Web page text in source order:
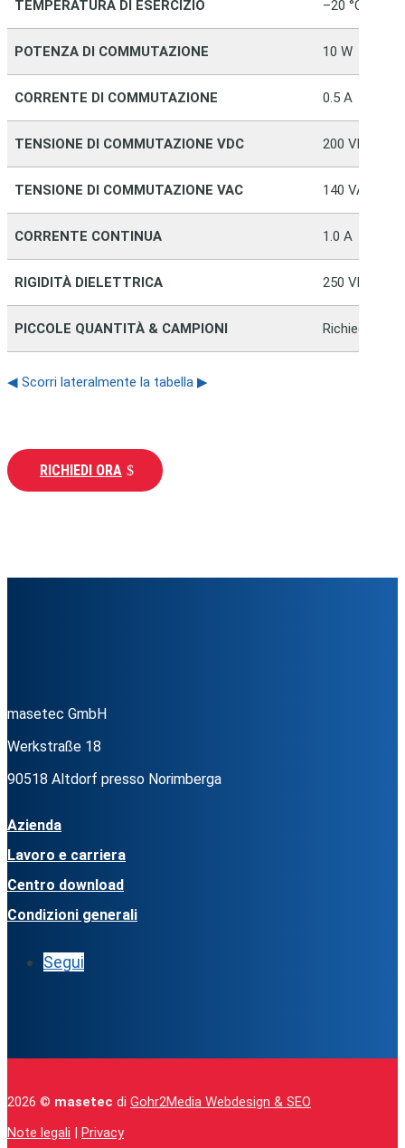
TEMPERATURA DI ESERCIZIO –20 °C … +80
POTENZA DI COMMUTAZIONE 10 W
CORRENTE DI COMMUTAZIONE 0.5 A
TENSIONE DI COMMUTAZIONE VDC 200 VDC
TENSIONE DI COMMUTAZIONE VAC 140 VAC
CORRENTE CONTINUA 1.0 A
RIGIDITÀ DIELETTRICA 250 VDC
PICCOLE QUANTITÀ & CAMPIONI Richiedi
◀ Scorri lateralmente la tabella ▶
RICHIEDI ORA
masetec GmbH
Werkstraße 18
90518 Altdorf presso Norimberga
Azienda
Lavoro e carriera
Centro download
Condizioni generali
Segui
2026 © masetec di Gohr2Media Webdesign & SEO
Note legali
Privacy